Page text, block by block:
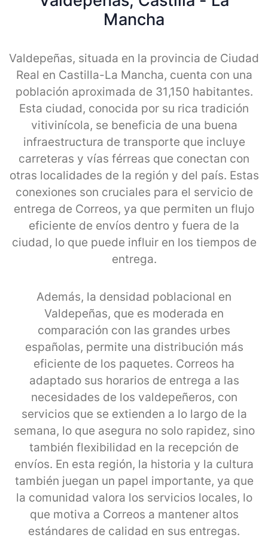
Mancha
Valdepeñas, situada en la provincia de Ciudad
Real en Castilla-La Mancha, cuenta con una
población aproximada de 31,150 habitantes.
Esta ciudad, conocida por su rica tradición
vitivinícola, se beneficia de una buena
infraestructura de transporte que incluye
carreteras y vías férreas que conectan con
otras localidades de la región y del país. Estas
conexiones son cruciales para el servicio de
entrega de Correos, ya que permiten un flujo
eficiente de envíos dentro y fuera de la
ciudad, lo que puede influir en los tiempos de
entrega.
Además, la densidad poblacional en
Valdepeñas, que es moderada en
comparación con las grandes urbes
españolas, permite una distribución más
eficiente de los paquetes. Correos ha
adaptado sus horarios de entrega a las
necesidades de los valdepeñeros, con
servicios que se extienden a lo largo de la
semana, lo que asegura no solo rapidez, sino
también flexibilidad en la recepción de
envíos. En esta región, la historia y la cultura
también juegan un papel importante, ya que
la comunidad valora los servicios locales, lo
que motiva a Correos a mantener altos
estándares de calidad en sus entregas.